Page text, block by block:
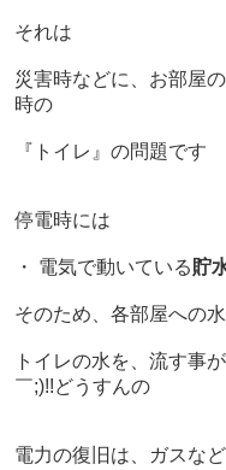
それは
災害時などに、お部屋
時の
『トイレ』の問題です
停電時には
・ 電気で動いている貯
そのため、 各部屋への
トイレの水を、流す事
￣;)!!どうすんの
電力の復旧は、 ガスな